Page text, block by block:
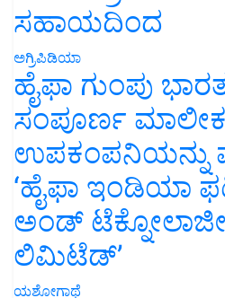
ಸಹಾಯದಿಂದ
ಅಗ್ರಿಪಿಡಿಯಾ
ಹೈಫಾ ಗುಂಪು
ಸಂಪೂರ್ಣ
ಉಪಕಂಪನಿಯನ್ನು
‘ಹೈಫಾ ಇಂಡಿಯಾ
ಅಂಡ್
ಲಿಮಿಟೆಡ್’
ಯಶೋಗಾಥೆ